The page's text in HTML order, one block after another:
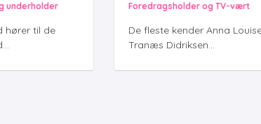
underholder
hører til de
Foredragsholder og TV-vært
De fleste kender Anna
Tranæs Didriksen...